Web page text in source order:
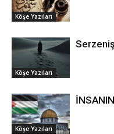
Köşe Yazıları
Köşe Yazıları
Serzeniş
Köşe Yazıları